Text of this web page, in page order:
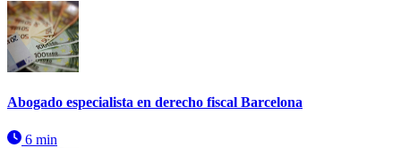
Abogado especialista en derecho fiscal Barcelona
6 min